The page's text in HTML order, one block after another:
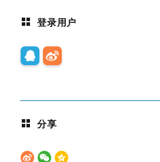
登录用户
分享